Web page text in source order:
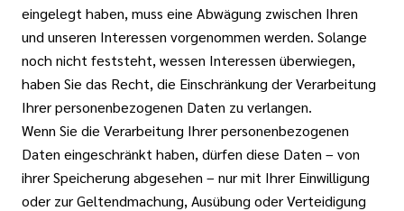
eingelegt haben, muss eine Abwägung zwischen Ihren
und unseren Interessen vorgenommen werden. Solange
noch nicht feststeht, wessen Interessen überwiegen,
haben Sie das Recht, die Einschränkung der Verarbeitung
Ihrer personenbezogenen Daten zu verlangen.
Wenn Sie die Verarbeitung Ihrer personenbezogenen
Daten eingeschränkt haben, dürfen diese Daten – von
ihrer Speicherung abgesehen – nur mit Ihrer Einwilligung
oder zur Geltendmachung, Ausübung oder Verteidigung